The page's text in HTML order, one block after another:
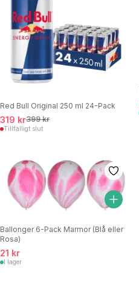
Red Bull Original 250 ml 24-Pack
319 kr399 kr
Tillfälligt slut
Ballonger 6-Pack Marmor (Blå eller
Rosa)
21 kr
I lager